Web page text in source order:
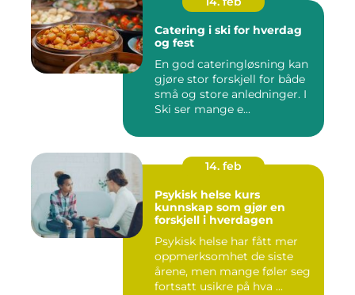
Catering i ski for hverdag
og fest
En god cateringløsning kan
gjøre stor forskjell for både
små og store anledninger. I
Ski ser mange e...
14. feb
Psykisk helse kurs
kunnskap som gjør en
forskjell i hverdagen
Psykisk helse har fått mer
oppmerksomhet de siste
årene, men mange føler seg
fortsatt usikre på hva ...